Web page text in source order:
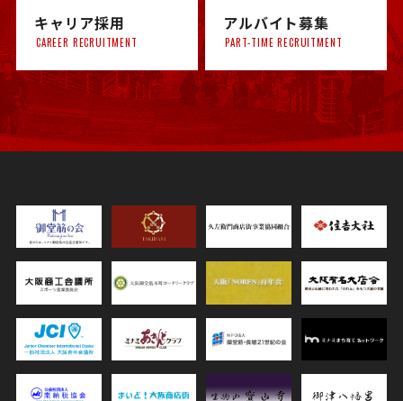
キャリア採用
CAREER RECRUITMENT
アルバイト募集
PART-TIME RECRUITMENT